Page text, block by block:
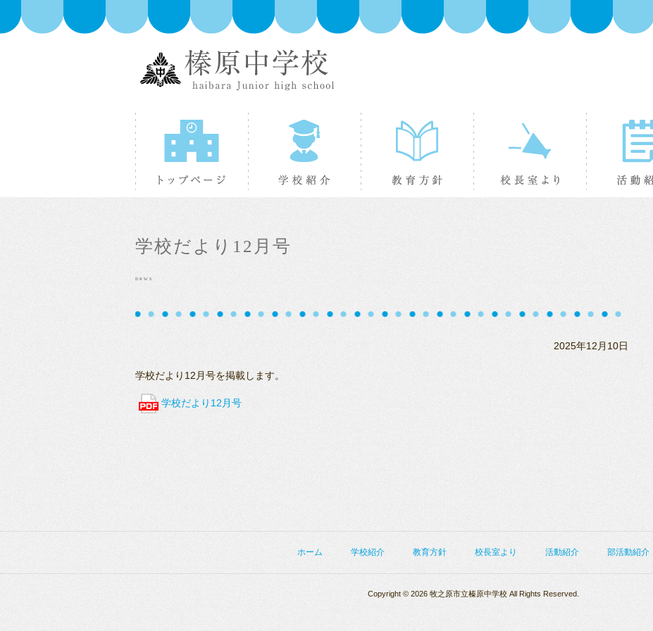
トップページ 学校紹介 教育方針 校長室より
学校だより12月号
news
2025年12月10日
学校だより12月号を掲載します。
学校だより12月号
ホーム 学校紹介 教育方針 校長室より 活動紹介 部活動紹介
Copyright © 2026 牧之原市立榛原中学校 All Rights Reserved.